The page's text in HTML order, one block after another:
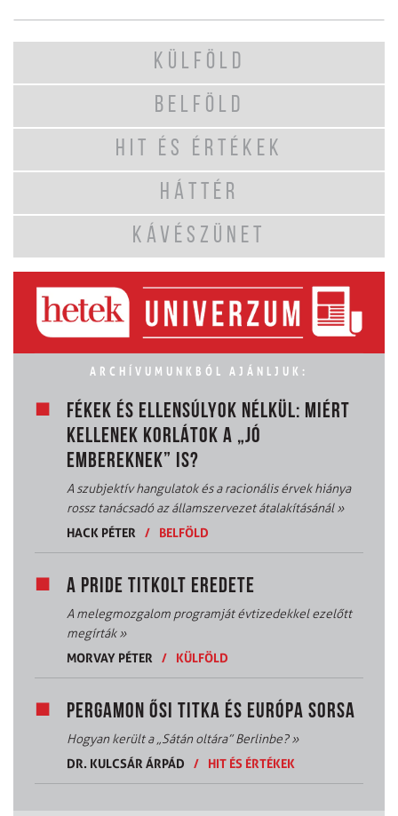
KÜLFÖLD
BELFÖLD
HIT ÉS ÉRTÉKEK
HÁTTÉR
KÁVÉSZÜNET
ARCHÍVUMUNKBÓL AJÁNLJUK:
FÉKEK ÉS ELLENSÚLYOK NÉLKÜL: MIÉRT
KELLENEK KORLÁTOK A „JÓ
EMBEREKNEK” IS?
A szubjektív hangulatok és a racionális érvek hiánya
rossz tanácsadó az államszervezet átalakításánál»
HACK PÉTER
/ BELFÖLD
A PRIDE TITKOLT EREDETE
A melegmozgalom programját évtizedekkel ezelőtt
megírták»
MORVAY PÉTER
/ KÜLFÖLD
PERGAMON ŐSI TITKA ÉS EURÓPA SORSA
Hogyan került a „Sátán oltára” Berlinbe?»
DR. KULCSÁR ÁRPÁD
/ HIT ÉS ÉRTÉKEK